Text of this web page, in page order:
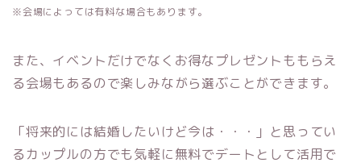
※会場によっては有料な場合もあります。
また、イベントだけでなくお得なプレゼントももらえ
る会場もあるので楽しみながら選ぶことができます。
「将来的には結婚したいけど今は・・・」 と思ってい
るカップルの方でも気軽に無料でデートとして活用で